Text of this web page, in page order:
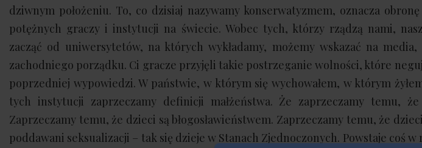
dziwnym położeniu. To, co dzisiaj nazywamy konserwatyzmem, oznacza
potężnych graczy i instytucji na świecie. Wobec tych, którzy rządzą nami,
zacząć od uniwersytetów, na których wykładamy, możemy wskazać na
zachodniego porządku. Ci gracze przyjęli takie postrzeganie wolności, które
poprzedniej wypowiedzi. W państwie, w którym się wychowałem, w którym
tych instytucji zaprzeczamy definicji małżeństwa. Że zaprzeczamy temu,
Zaprzeczamy temu, że dzieci są błogosławieństwem. Zaprzeczamy temu, że
poddawani seksualizacji – tak się dzieje w Stanach Zjednoczonych. Powstaje coś